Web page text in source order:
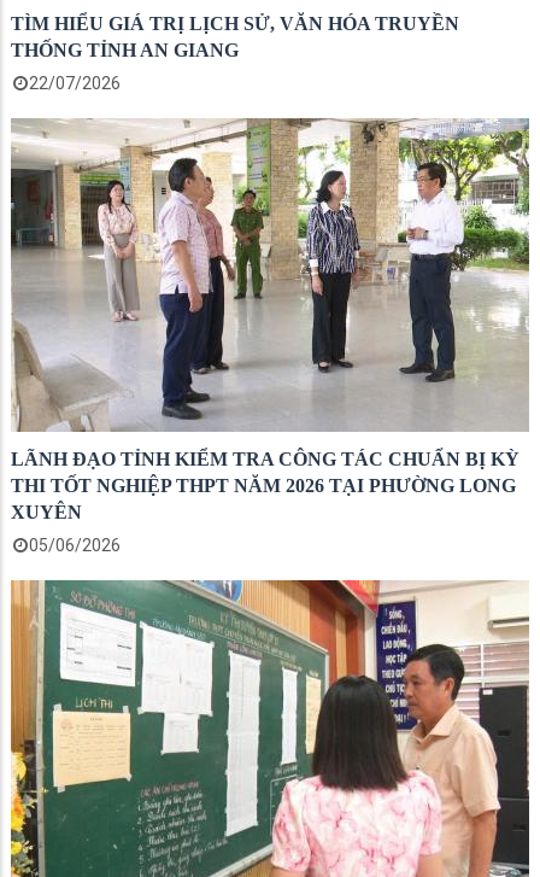
TÌM HIỂU GIÁ TRỊ LỊCH SỬ, VĂN HÓA TRUYỀN
THỐNG TỈNH AN GIANG
22/07/2026
LÃNH ĐẠO TỈNH KIỂM TRA CÔNG TÁC CHUẨN BỊ KỲ
THI TỐT NGHIỆP THPT NĂM 2026 TẠI PHƯỜNG LONG
XUYÊN
05/06/2026